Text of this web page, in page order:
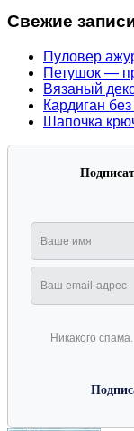
Свежие
Пуловер
Петушок —
Вязаный
Кардиган
Шапочка
Никакого